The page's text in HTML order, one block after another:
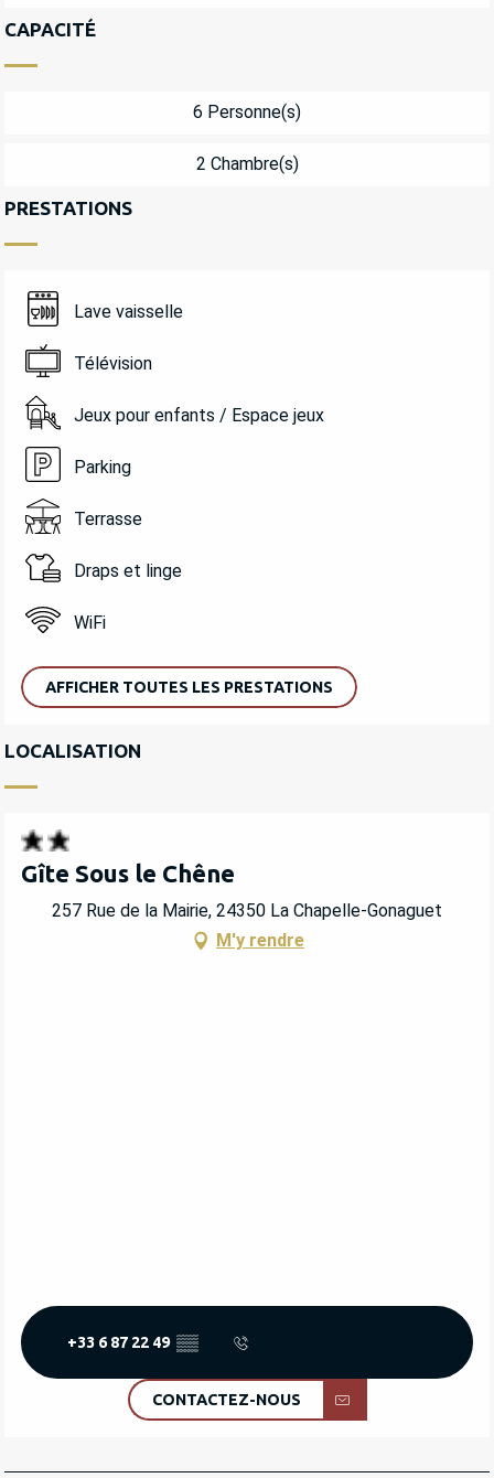
CAPACITÉ
6 Personne(s)
2 Chambre(s)
PRESTATIONS
Lave vaisselle
Télévision
Jeux pour enfants / Espace jeux
Parking
Terrasse
Draps et linge
WiFi
AFFICHER TOUTES LES PRESTATIONS
LOCALISATION
Gîte Sous le Chêne
257 Rue de la Mairie, 24350 La Chapelle-Gonaguet
M'y rendre
+33 6 87 22 49 ▒▒
CONTACTEZ-NOUS